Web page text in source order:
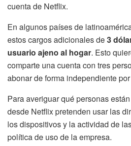
cuenta de Netflix.
En algunos países de
estos cargos adicionales de3
usuario ajeno al hogar. Esto
comparte una cuenta con tres
abonar de forma independiente
Para averiguar qué personas
desde Netflix pretenden usar las
los dispositivos y la actividad de
política de uso de la empresa.